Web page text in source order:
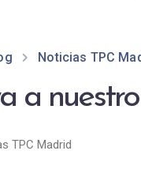
Noticias TPC
a
TPC Madrid